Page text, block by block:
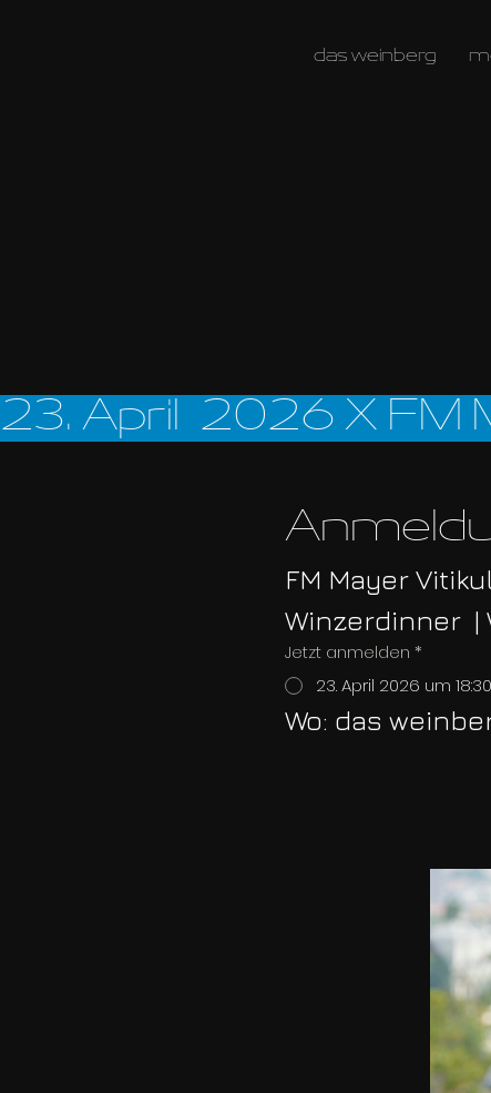
das weinberg
23. April  2026 X FM
FM Mayer
Winzerdinner
Jetzt anmelden *
23. April 2026 um 18:30
Wo: das